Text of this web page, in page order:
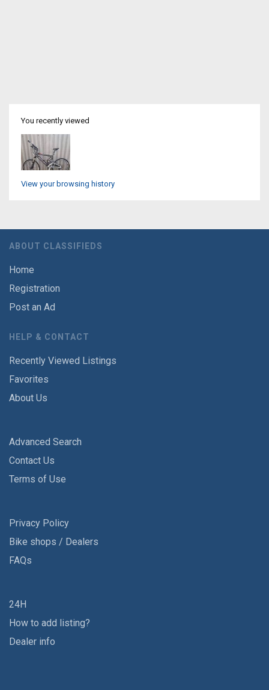
You recently viewed
View your browsing history
ABOUT CLASSIFIEDS
Home
Registration
Post an Ad
HELP & CONTACT
Recently Viewed Listings
Favorites
About Us
Advanced Search
Contact Us
Terms of Use
Privacy Policy
Bike shops / Dealers
FAQs
24H
How to add listing?
Dealer info